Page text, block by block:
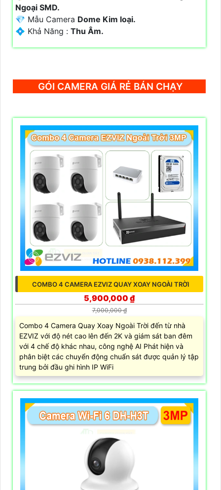
Ngoại SMD.
💎 Mẫu Camera Dome Kim loại.
️💠 Khả Năng : Thu Âm.
GÓI CAMERA GIÁ RẺ BÁN CHẠY
COMBO 4 CAMERA EZVIZ QUAY XOAY NGOÀI TRỜI
5,900,000 ₫
7,000,000 ₫
Combo 4 Camera Quay Xoay Ngoài Trời đến từ nhà
EZVIZ với độ nét cao lên đến 2K và giám sát ban đêm
với 4 chế độ khác nhau, công nghệ AI Phát hiện và
phân biệt các chuyển động chuẩn sát được quản lý tập
trung bởi đầu ghi hình IP WiFi